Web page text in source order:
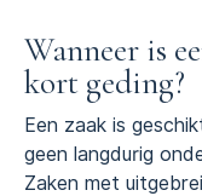
Wanneer is
kort geding?
Een zaak is
geen langdurig
Zaken met